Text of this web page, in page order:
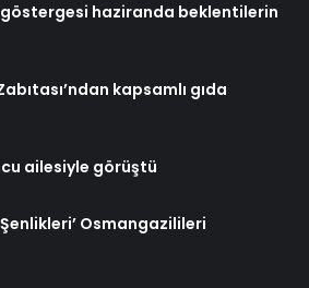
göstergesi haziranda beklentilerin
kapsamlı gıda
ailesiyle görüştü
Osmangazilileri